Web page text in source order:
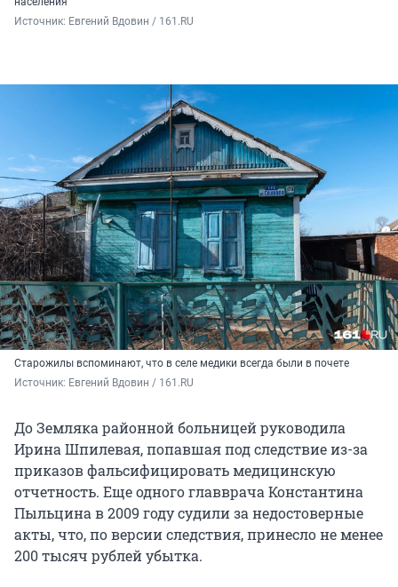
Источник: Евгений Вдовин / 161.RU
Старожилы вспоминают, что в селе медики всегда были в почете
Источник: Евгений Вдовин / 161.RU
До Земляка районной больницей руководила
Ирина Шпилевая, попавшая под следствие из-за
приказов фальсифицировать медицинскую
отчетность. Еще одного главврача Константина
Пыльцина в 2009 году судили за недостоверные
акты, что, по версии следствия, принесло не менее
200 тысяч рублей убытка.